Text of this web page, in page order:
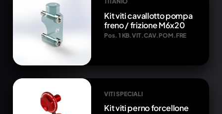
Kit viti cavallotto pompa
freno / frizione M6x20
Pos. 1 KB.VIT.CAV.POM.FRE
VITI SPECIALI
Kit viti perno forcellone